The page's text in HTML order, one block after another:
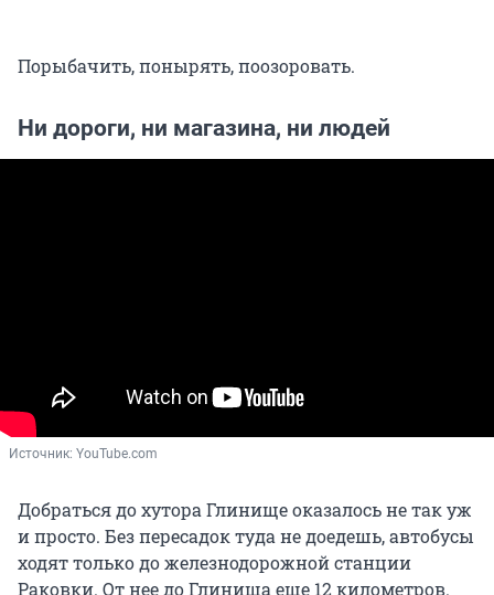
Порыбачить, понырять, поозоровать.
Ни дороги, ни магазина, ни людей
Источник: YouTube.com
Добраться до хутора Глинище оказалось не так уж
и просто. Без пересадок туда не доедешь, автобусы
ходят только до железнодорожной станции
Раковки. От нее до Глинища еще 12 километров.